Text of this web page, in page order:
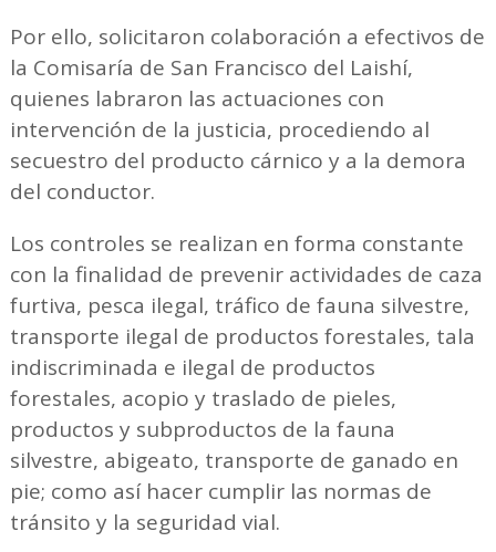
Por ello, solicitaron colaboración a efectivos de
la Comisaría de San Francisco del Laishí,
quienes labraron las actuaciones con
intervención de la justicia, procediendo al
secuestro del producto cárnico y a la demora
del conductor.
Los controles se realizan en forma constante
con la finalidad de prevenir actividades de caza
furtiva, pesca ilegal, tráfico de fauna silvestre,
transporte ilegal de productos forestales, tala
indiscriminada e ilegal de productos
forestales, acopio y traslado de pieles,
productos y subproductos de la fauna
silvestre, abigeato, transporte de ganado en
pie; como así hacer cumplir las normas de
tránsito y la seguridad vial.